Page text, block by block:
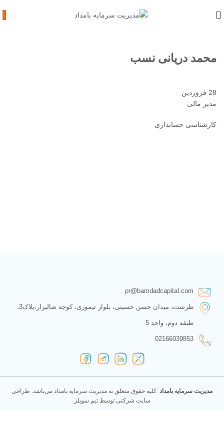
محمد دریانی نسب
28 فروردین
مدیر مالی
کارشناسی حسابداری
pr@bamdadcapital.com
طرشت، میدان حسن حسینی، بلوار تیموری، کوچه شالیزار،پلاک3،
طبقه دوم، واحد 5
02166039853
مدیریت سرمایه بامداد کليه حقوق متعلق به مدیریت سرمایه بامداد می‌باشد. طراحی
سایت شرکتی توسط تیم سوبلز